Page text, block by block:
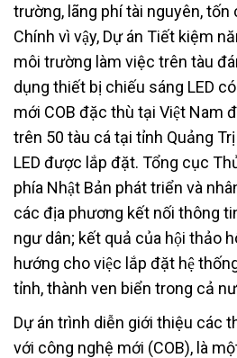
trường, lãng phí tài nguyên, tốn
Chính vì vậy, Dự án Tiết kiệm
môi trường làm việc trên tàu
dụng thiết bị chiếu sáng LED
mới COB đặc thù tại Việt Nam
trên 50 tàu cá tại tỉnh Quảng
LED được lắp đặt. Tổng cục
phía Nhật Bản phát triển và
các địa phương kết nối thông
ngư dân; kết quả của hội thảo
hướng cho việc lắp đặt hệ
tỉnh, thành ven biển trong cả
Dự án trình diễn giới thiệu các
với công nghệ mới (COB), là